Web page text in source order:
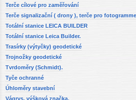
Terče cílové pro zaměřování
Terče signalizační ( drony ), terče pro
Totální stanice LEICA BUILDER
Totální stanice Leica Builder.
Trasírky (výtyčky) geodetické
Trojnožky geodetické
Tvrdoměry (Schmidt).
Tyče ochranné
Úhloměry stavební
Vágrys, výšková značka.